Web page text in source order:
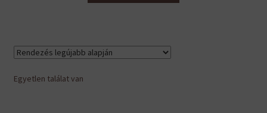
Egyetlen találat van